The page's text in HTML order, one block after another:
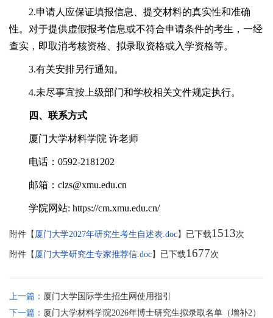
2.申请人应保证填报信息、提交材料的真实性和准确
性。对于提供虚假报考信息或不符合申请条件的考生，一经
查实，即取消考核资格、拟录取资格或入学资格等。
3.有关安排另行通知。
4.未尽事宜按上级部门和学校相关文件规定执行。
四、联系方式
厦门大学材料学院 许老师
电话：0592-2181202
邮箱：clzs@xmu.edu.cn
学院网站: https://cm.xmu.edu.cn/
附件【 厦门大学2027年研究生考生自述表.doc】已下载1513次
附件【 厦门大学研究生专家推荐信.doc】已下载1677次
上一篇： 厦门大学国际学生招生网使用指引
下一篇： 厦门大学材料学院2026年博士研究生拟录取名单（增补2）